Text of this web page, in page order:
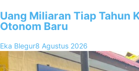
Uang Miliaran Tiap Tahun
Otonom Baru
Eka Blegur8 Agustus 2026